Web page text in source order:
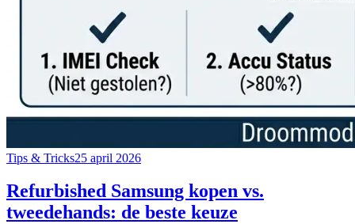
Tips & Tricks25 april 2026
Refurbished Samsung kopen vs.
tweedehands: de beste keuze